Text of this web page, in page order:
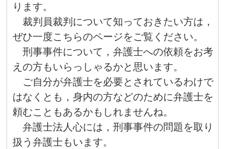
ります。
裁判員裁判について知っておきたい方は，
ぜひ一度こちらのページをご覧ください。
刑事事件について，弁護士への依頼をお考
えの方もいらっしゃるかと思います。
ご自分が弁護士を必要とされているわけで
はなくとも，身内の方などのために弁護士を
頼むこともあるかもしれませんね。
弁護士法人心には，刑事事件の問題を取り
扱う弁護士もいます。